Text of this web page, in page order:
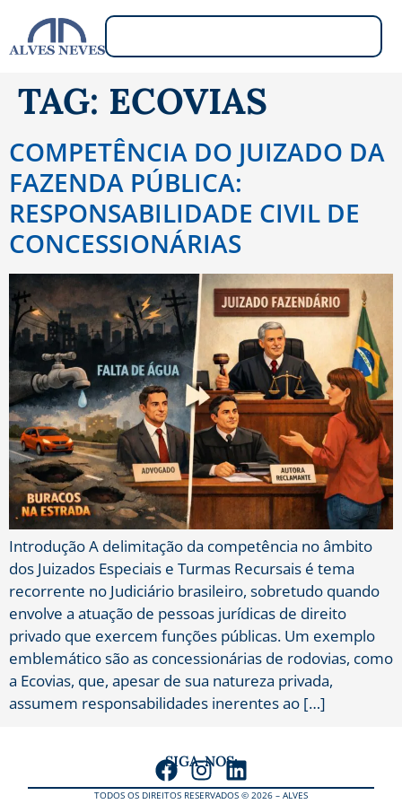
TAG: ECOVIAS
COMPETÊNCIA DO JUIZADO DA
FAZENDA PÚBLICA:
RESPONSABILIDADE CIVIL DE
CONCESSIONÁRIAS
Introdução A delimitação da competência no âmbito
dos Juizados Especiais e Turmas Recursais é tema
recorrente no Judiciário brasileiro, sobretudo quando
envolve a atuação de pessoas jurídicas de direito
privado que exercem funções públicas. Um exemplo
emblemático são as concessionárias de rodovias, como
a Ecovias, que, apesar de sua natureza privada,
assumem responsabilidades inerentes ao […]
SIGA-NOS:
TODOS OS DIREITOS RESERVADOS © 2026 – ALVES